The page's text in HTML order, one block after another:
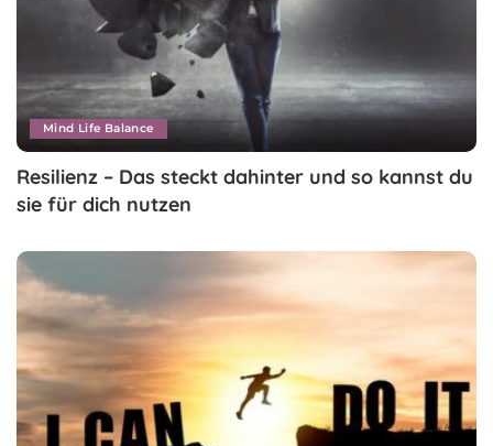
Mind Life Balance
Resilienz – Das steckt dahinter und so kannst du
sie für dich nutzen